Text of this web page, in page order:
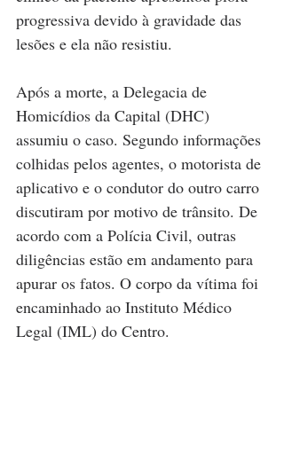
progressiva devido à gravidade das
lesões e ela não resistiu.
Após a morte, a Delegacia de
Homicídios da Capital (DHC)
assumiu o caso. Segundo informações
colhidas pelos agentes, o motorista de
aplicativo e o condutor do outro carro
discutiram por motivo de trânsito. De
acordo com a Polícia Civil, outras
diligências estão em andamento para
apurar os fatos. O corpo da vítima foi
encaminhado ao Instituto Médico
Legal (IML) do Centro.